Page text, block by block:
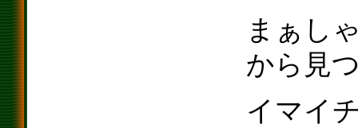
まぁし
から見
イマイ